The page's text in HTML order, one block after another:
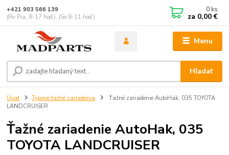
Menu
Hľadať
+421 903 566 139
(Po-Pia, 8-17 hod.), (So 8-11 hod.)
0 ks
za 0,00 €
Úvod Typové ťažné zariadenia
Ťažné zariadenie AutoHak, 035 TOYOTA
LANDCRUISER
Ťažné zariadenie AutoHak, 035
TOYOTA LANDCRUISER